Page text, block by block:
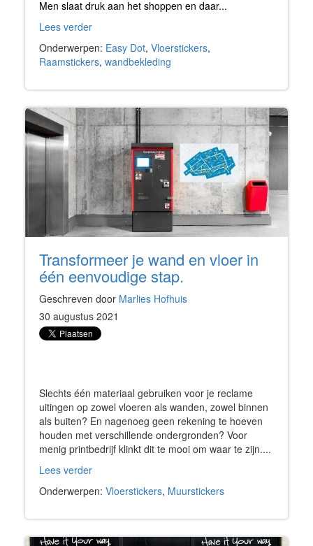
Men slaat druk aan het shoppen en daar...
Lees verder
Onderwerpen: Easy Dot, Vloerstickers,
Raamstickers, wandbekleding
Transformeer je wand en vloer in
één eenvoudige stap.
Geschreven door Marlies Hofhuis
30 augustus 2021
Slechts één materiaal gebruiken voor je reclame
uitingen op zowel vloeren als wanden, zowel binnen
als buiten? En nagenoeg geen rekening te hoeven
houden met verschillende ondergronden? Voor
menig printbedrijf klinkt dit te mooi om waar te zijn....
Lees verder
Onderwerpen: Vloerstickers, Muurstickers